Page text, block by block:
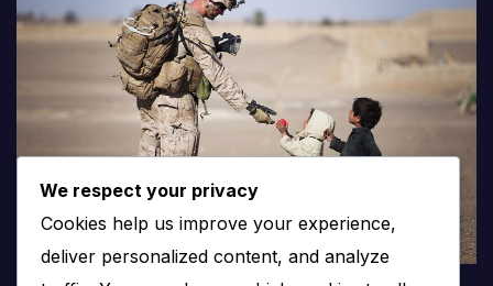
We respect your privacy
Cookies help us improve your experience,
deliver personalized content, and analyze